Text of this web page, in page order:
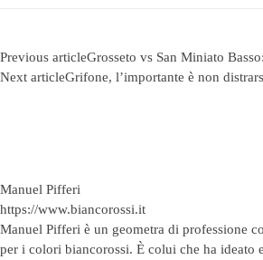
Previous articleGrosseto vs San Miniato
Next articleGrifone, l’importante è non
Manuel Pifferi
https://www.biancorossi.it
Manuel Pifferi è un geometra di professione
per i colori biancorossi. È colui che ha ideato